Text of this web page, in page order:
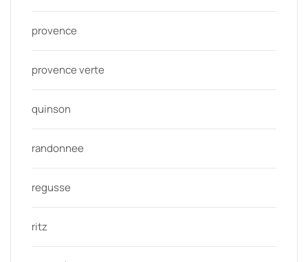
provence
provence verte
quinson
randonnee
regusse
ritz